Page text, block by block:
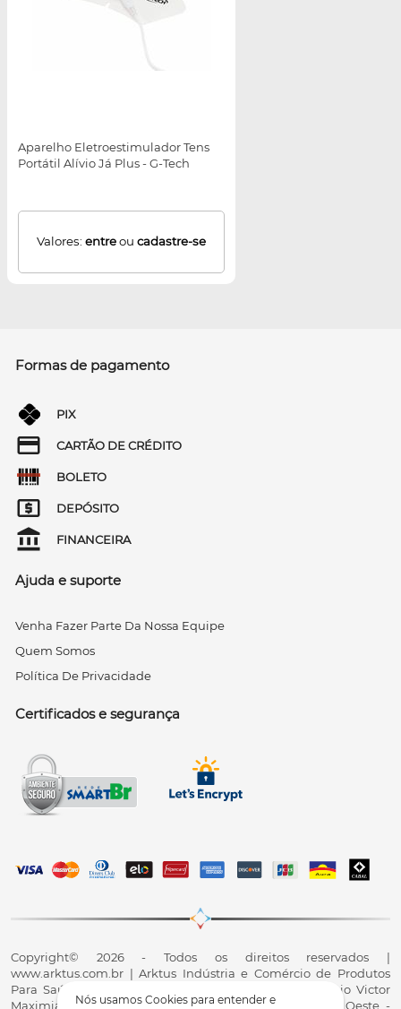
Nós usamos Cookies para entender e
Aparelho Eletroestimulador Tens
Portátil Alívio Já Plus - G-Tech
Valores: entreou cadastre-se
Formas de pagamento
PIX
CARTÃO DE CRÉDITO
BOLETO
DEPÓSITO
FINANCEIRA
Ajuda e suporte
Venha Fazer Parte Da Nossa Equipe
Quem Somos
Política De Privacidade
Certificados e segurança
Copyright© 2026 - Todos os direitos reservados |
www.arktus.com.br | Arktus Indústria e Comércio de Produtos
Para Saúde Ltda | CNPJ: 01.417.367/0001-78 | R. Antônio Victor
Maximiano, 107, Parque Industrial II, Santa Tereza do Oeste -